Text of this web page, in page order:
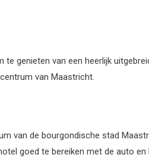
genieten van een heerlijk
van Maastricht.
van de bourgondische stad
goed te bereiken met de auto en